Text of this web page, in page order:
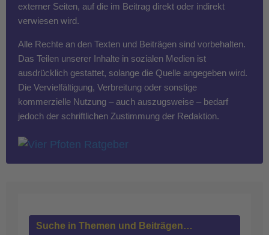
externer Seiten, auf die im Beitrag direkt oder indirekt
verwiesen wird.
Alle Rechte an den Texten und Beiträgen sind vorbehalten.
Das Teilen unserer Inhalte in sozialen Medien ist
ausdrücklich gestattet, solange die Quelle angegeben wird.
Die Vervielfältigung, Verbreitung oder sonstige
kommerzielle Nutzung – auch auszugsweise – bedarf
jedoch der schriftlichen Zustimmung der Redaktion.
Suche in Themen und Beiträgen…